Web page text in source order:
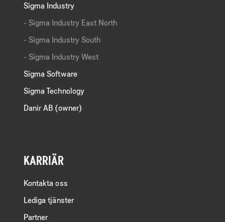
Sigma Industry
Sigma Industry East North
Sigma Industry South
Sigma Industry West
Sigma Software
Sigma Technology
Danir AB (owner)
KARRIÄR
Kontakta oss
Lediga tjänster
Partner